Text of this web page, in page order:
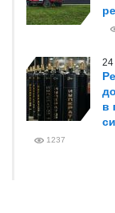
в
1237